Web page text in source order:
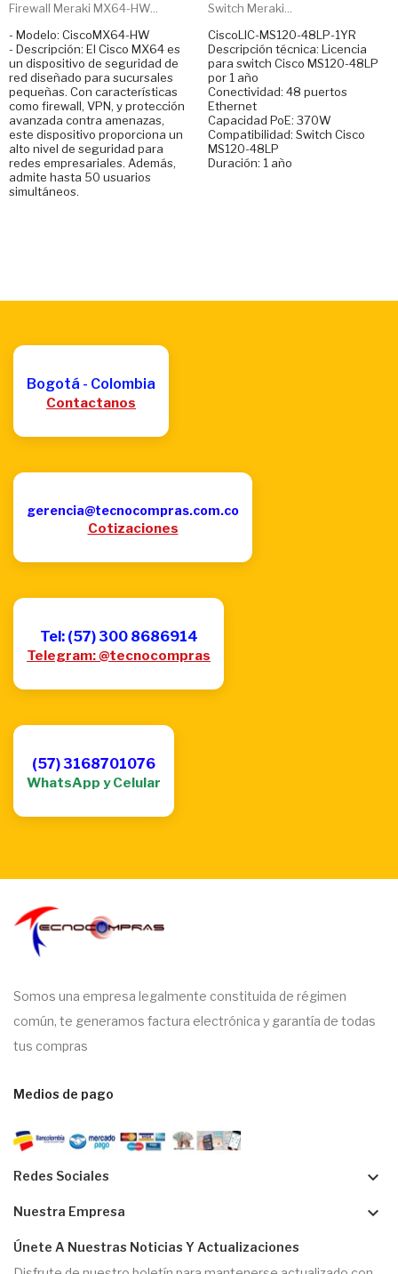
Firewall Meraki MX64-HW...
- Modelo: CiscoMX64-HW
- Descripción: El Cisco MX64 es
un dispositivo de seguridad de
red diseñado para sucursales
pequeñas. Con características
como firewall, VPN, y protección
avanzada contra amenazas,
este dispositivo proporciona un
alto nivel de seguridad para
redes empresariales. Además,
admite hasta 50 usuarios
simultáneos.
Switch Meraki...
CiscoLIC-MS120-48LP-1YR
Descripción técnica: Licencia
para switch Cisco MS120-48LP
por 1 año
Conectividad: 48 puertos
Ethernet
Capacidad PoE: 370W
Compatibilidad: Switch Cisco
MS120-48LP
Duración: 1 año
Bogotá - Colombia
Contactanos
gerencia@tecnocompras.com.co
Cotizaciones
Tel: (57) 300 8686914
Telegram: @tecnocompras
(57) 3168701076
WhatsApp y Celular
Somos una empresa legalmente constituida de régimen
común, te generamos factura electrónica y garantía de todas
tus compras
Medios de pago
Redes Sociales keyboard_arrow_down
Nuestra Empresa keyboard_arrow_down
Únete A Nuestras Noticias Y Actualizaciones